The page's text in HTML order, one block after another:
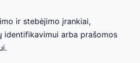
ir stebėjimo įrankiai,
identifikavimui arba prašomos